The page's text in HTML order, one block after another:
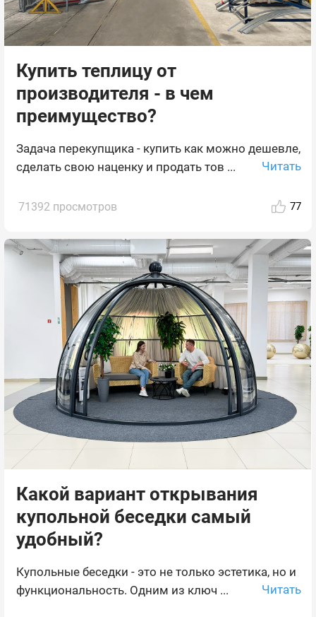
Купить теплицу от
производителя - в чем
преимущество?
Задача перекупщика - купить как можно дешевле,
сделать свою наценку и продать тов ...
Читать
71392 просмотров 77
Какой вариант открывания
купольной беседки самый
удобный?
Купольные беседки - это не только эстетика, но и
функциональность. Одним из ключ ...
Читать